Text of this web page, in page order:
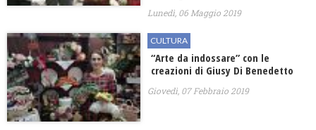
Lunedì, 06 Maggio 2019
CULTURA
“Arte da indossare” con le
creazioni di Giusy Di Benedetto
Giovedì, 07 Febbraio 2019